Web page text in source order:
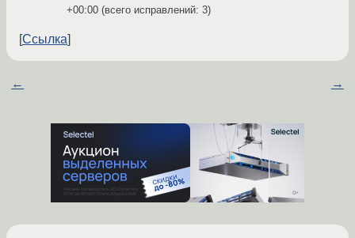
+00:00 (всего исправлений: 3)
Ссылка
← →